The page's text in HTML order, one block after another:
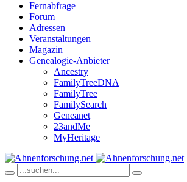
Fernabfrage
Forum
Adressen
Veranstaltungen
Magazin
Genealogie-Anbieter
Ancestry
FamilyTreeDNA
FamilyTree
FamilySearch
Geneanet
23andMe
MyHeritage